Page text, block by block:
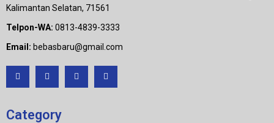
Kalimantan Selatan, 71561
Telpon-WA: 0813-4839-3333
Email: bebasbaru@gmail.com
Category